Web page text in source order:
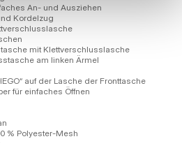
An- und Ausziehen
Kordelzug
mit Klettverschlusslasche
am linken Ärmel
auf der Lasche der Fronttasche
für einfaches Öffnen
% Polyester-Mesh